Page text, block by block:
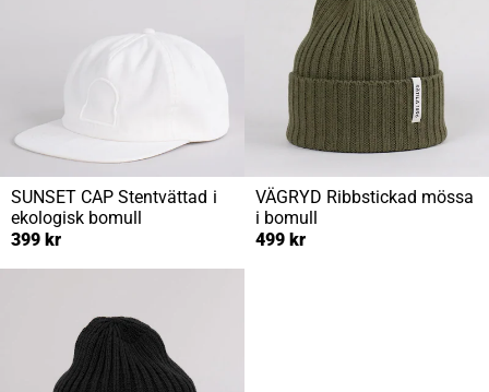
SUNSET CAP Stentvättad i
ekologisk bomull
399 kr
VÄGRYD Ribbstickad mössa
i bomull
499 kr